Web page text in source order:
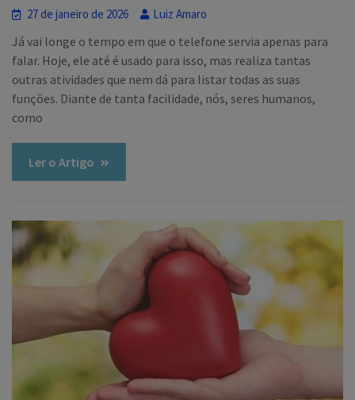
27 de janeiro de 2026 Luiz Amaro
Já vai longe o tempo em que o telefone servia apenas para
falar. Hoje, ele até é usado para isso, mas realiza tantas
outras atividades que nem dá para listar todas as suas
funções. Diante de tanta facilidade, nós, seres humanos,
como
Ler o Artigo